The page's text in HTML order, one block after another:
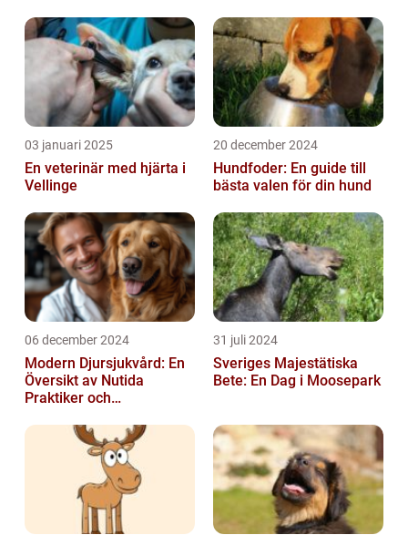
03 januari 2025
En veterinär med hjärta i
Vellinge
20 december 2024
Hundfoder: En guide till
bästa valen för din hund
06 december 2024
Modern Djursjukvård: En
Översikt av Nutida
Praktiker och
31 juli 2024
Sveriges Majestätiska
Bete: En Dag i Moosepark